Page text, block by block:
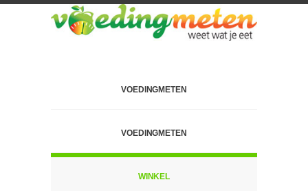
VOEDINGMETEN
VOEDINGMETEN
WINKEL